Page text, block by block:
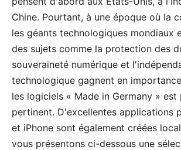
Chine. Pourtant, à une époque où la
les géants technologiques mondiaux
des sujets comme la protection des
souveraineté numérique et
technologique gagnent en
les logiciels « Made in Germany » est
pertinent. D'excellentes applications
et iPhone sont également créées
vous présentons ci-dessous une